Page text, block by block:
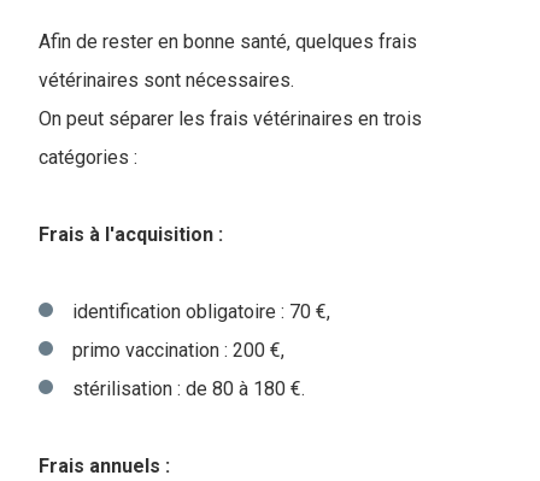
Afin de rester en bonne santé, quelques frais
vétérinaires sont nécessaires.
On peut séparer les frais vétérinaires en trois
catégories :
Frais à l'acquisition :
identification obligatoire : 70 €,
primo vaccination : 200 €,
stérilisation : de 80 à 180 €.
Frais annuels :